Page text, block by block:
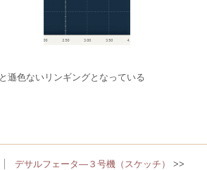
遜色ないリンギングとなっている
デサルフェータ―３号機（スケッチ）